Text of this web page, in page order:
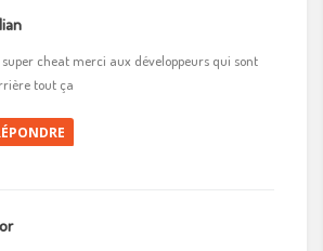
cheat merci aux développeurs qui sont
tout ça